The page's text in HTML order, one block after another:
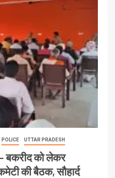
POLICE UTTAR PRADESH
बकरीद को लेकर
की बैठक, सौहार्द